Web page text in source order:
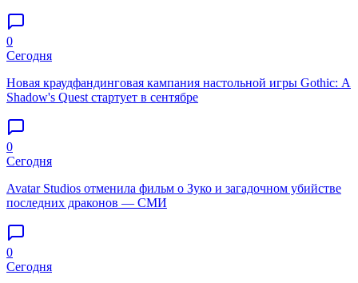
0
Сегодня
Новая краудфандинговая кампания настольной игры Gothic: A
Shadow's Quest стартует в сентябре
0
Сегодня
Avatar Studios отменила фильм о Зуко и загадочном убийстве
последних драконов — СМИ
0
Сегодня